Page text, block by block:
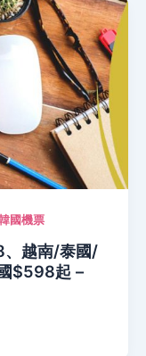
國機票
、越南/泰國/
$598起 –